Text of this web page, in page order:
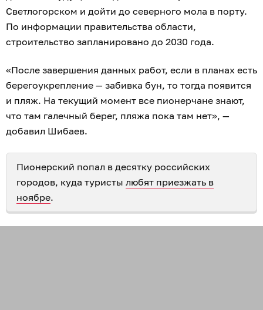
Светлогорском и дойти до северного мола в порту.
По информации правительства области,
строительство запланировано до 2030 года.
«После завершения данных работ, если в планах есть
берегоукрепление — забивка бун, то тогда появится
и пляж. На текущий момент все пионерчане знают,
что там галечный берег, пляжа пока там нет», —
добавил Шибаев.
Пионерский попал в десятку российских
городов, куда туристы любят приезжать в
ноябре.